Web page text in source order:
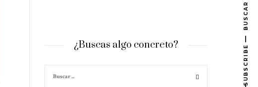
¿Buscas algo concreto?
BUSCAR
SUBSCRIBE